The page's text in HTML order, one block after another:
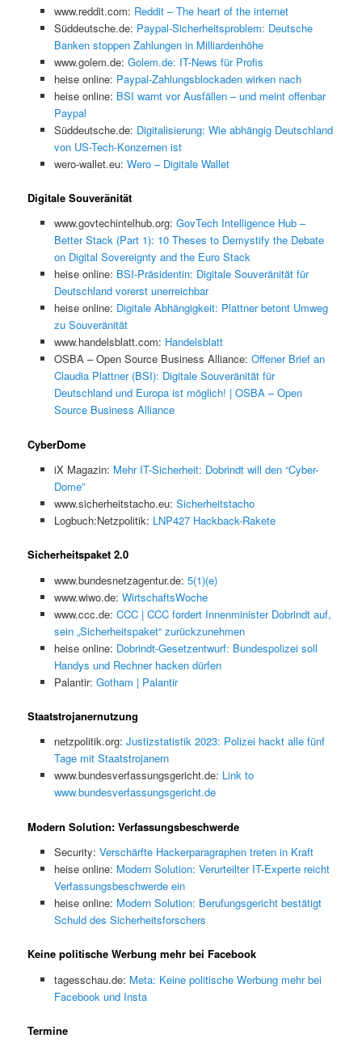
www.reddit.com: Reddit – The heart of the internet
Süddeutsche.de: Paypal-Sicherheitsproblem: Deutsche
Banken stoppen Zahlungen in Milliardenhöhe
www.golem.de: Golem.de: IT-News für Profis
heise online: Paypal-Zahlungsblockaden wirken nach
heise online: BSI warnt vor Ausfällen – und meint offenbar
Paypal
Süddeutsche.de: Digitalisierung: Wie abhängig Deutschland
von US-Tech-Konzernen ist
wero-wallet.eu: Wero – Digitale Wallet
Digitale Souveränität
www.govtechintelhub.org: GovTech Intelligence Hub –
Better Stack (Part 1): 10 Theses to Demystify the Debate
on Digital Sovereignty and the Euro Stack
heise online: BSI-Präsidentin: Digitale Souveränität für
Deutschland vorerst unerreichbar
heise online: Digitale Abhängigkeit: Plattner betont Umweg
zu Souveränität
www.handelsblatt.com: Handelsblatt
OSBA – Open Source Business Alliance: Offener Brief an
Claudia Plattner (BSI): Digitale Souveränität für
Deutschland und Europa ist möglich! | OSBA – Open
Source Business Alliance
CyberDome
iX Magazin: Mehr IT-Sicherheit: Dobrindt will den “Cyber-
Dome”
www.sicherheitstacho.eu: Sicherheitstacho
Logbuch:Netzpolitik: LNP427 Hackback-Rakete
Sicherheitspaket 2.0
www.bundesnetzagentur.de: 5(1)(e)
www.wiwo.de: WirtschaftsWoche
www.ccc.de: CCC | CCC fordert Innenminister Dobrindt auf,
sein „Sicherheitspaket“ zurückzunehmen
heise online: Dobrindt-Gesetzentwurf: Bundespolizei soll
Handys und Rechner hacken dürfen
Palantir: Gotham | Palantir
Staatstrojanernutzung
netzpolitik.org: Justizstatistik 2023: Polizei hackt alle fünf
Tage mit Staatstrojanern
www.bundesverfassungsgericht.de: Link to
www.bundesverfassungsgericht.de
Modern Solution: Verfassungsbeschwerde
Security: Verschärfte Hackerparagraphen treten in Kraft
heise online: Modern Solution: Verurteilter IT-Experte reicht
Verfassungsbeschwerde ein
heise online: Modern Solution: Berufungsgericht bestätigt
Schuld des Sicherheitsforschers
Keine politische Werbung mehr bei Facebook
tagesschau.de: Meta: Keine politische Werbung mehr bei
Facebook und Insta
Termine